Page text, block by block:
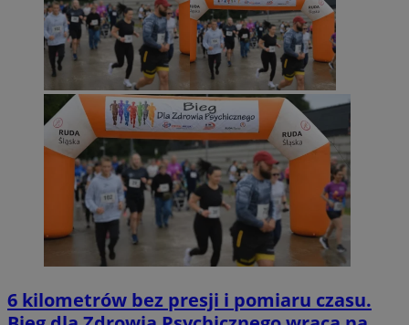
6 kilometrów bez presji i pomiaru czasu.